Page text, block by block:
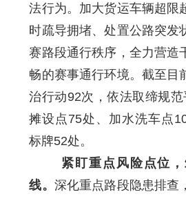
法行为。加大货运车辆超限
时疏导拥堵、处置公路突发
赛路段通行秩序，全力营造
畅的赛事通行环境。截至目
治行动92次，依法取缔规
摊设点75处、加水洗车点
标牌52处。
紧盯重点风险点位
线。 深化重点路段隐患排查